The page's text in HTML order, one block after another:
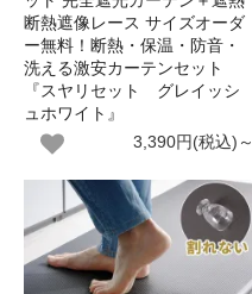
断熱遮像レース サイズオーダ
ー無料！断熱・保温・防音・
洗える激安カーテンセット
『スヤリセット グレイッシ
ュホワイト』
3,390円(税込)～